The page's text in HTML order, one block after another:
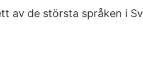
av de största språken i